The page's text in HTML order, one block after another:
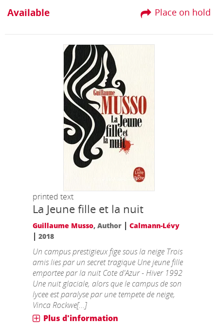
Place on hold
Available
printed text
La Jeune fille et la nuit
Guillaume Musso, Author |Calmann-Lévy
|2018
Un campus prestigieux fige sous la neige Trois
amis lies par un secret tragique Une jeune fille
emportee par la nuit Cote d'Azur - Hiver 1992
Une nuit glaciale, alors que le campus de son
lycee est paralyse par une tempete de neige,
Vinca Rockwe[...]
Plus d'information